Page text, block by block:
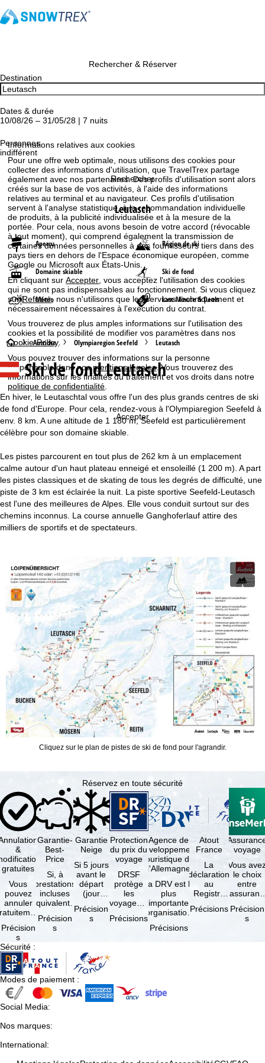
Informations relatives aux cookies
Pour une offre web optimale, nous utilisons des cookies pour
collecter des informations d'utilisation, que TravelTrex partage
également avec nos partenaires. Des profils d'utilisation sont alors
créés sur la base de vos activités, à l'aide des informations
relatives au terminal et au navigateur. Ces profils d'utilisation
servent à l'analyse statistique, à la recommandation individuelle
de produits, à la publicité individualisée et à la mesure de la
portée. Pour cela, nous avons besoin de votre accord (révocable
à tout moment), qui comprend également la transmission de
certaines données personnelles à des fournisseurs tiers dans des
pays tiers en dehors de l'Espace économique européen, comme
Google ou Microsoft aux États-Unis.
En cliquant surAccepter, vous acceptez l'utilisation des cookies
qui ne sont pas indispensables au fonctionnement. Si vous cliquez
surRefuser, nous n'utilisons que les services techniquement et
nécessairement nécessaires à l'exécution du contrat.
Vous trouverez de plus amples informations sur l'utilisation des
cookies et la possibilité de modifier vos paramètres dans nos
Cookie-Policy
Vous pouvez trouver des informations sur la personne
responsable dans nosmentions légales. Vous trouverez des
informations sur les finalités du traitement et vos droits dans notre
politique de confidentialité
Accepter
Rechercher & Réserver
Destination
Dates & durée
10/08/26 – 31/05/28 | 7 nuits
Personnes
indifférent
Rechercher
Leutasch
Aperçu Région de ski
Domaine skiable Ski de fond
Météo Last-Minute & Deals
P
a
g
e
a
c
e
i
Autriche Olympiaregion Seefeld Leutasch
Ski de fond Leutasch
En hiver, le Leutaschtal vous offre l'un des plus grands centres de ski
de fond d'Europe. Pour cela, rendez-vous à l'Olympiaregion Seefeld à
env. 8 km. A une altitude de 1 180 m, Seefeld est particulièrement
célèbre pour son domaine skiable.
Les pistes parcourent en tout plus de 262 km à un emplacement
calme autour d'un haut plateau enneigé et ensoleillé (1 200 m). A part
les pistes classiques et de skating de tous les degrés de difficulté, une
piste de 3 km est éclairée la nuit. La piste sportive Seefeld-Leutasch
est l'une des meilleures de Alpes. Elle vous conduit surtout sur des
chemins inconnus. La course annuelle Ganghoferlauf attire des
milliers de sportifs et de spectateurs.
Cliquez sur le plan de pistes de ski de fond pour l'agrandir.
Réservez en toute sécurité
&
gratuites
Vous
pouvez
annuler
suivant
la
à …
Précision
s
Garantie-
Best-
Price
Si, à
prestations
incluses
équivalentes
réserve de
disponibilités,
Précision
s
Garantie
Neige
Si 5 jours
avant le
départ
(jour
d'arrivée),
tous les
domaines
Précision
s
Protection
du prix du
voyage
DRSF
protège
les
voyageurs
réservent
Précisions
Agence de
développement
touristique de
l'Allemagne
La DRV est la
plus
importante
organisation
professionnels
Précisions
Atout
France
La
déclaration
au
Registre
Opérateurs
Précisions
voyage
Vous
le choix
entre
et
Précision
s
Sécurité :
Modes de paiement :
Social Media:
Nos marques:
International: